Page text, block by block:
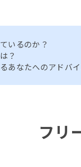
いるのか？
？
あなたへのアドバ
フリ